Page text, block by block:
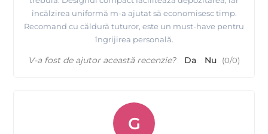
încălzirea uniformă m-a ajutat să economisesc timp.
Recomand cu căldură tuturor, este un must-have pentru
îngrijirea personală.
V-a fost de ajutor această recenzie? Da Nu (0/0)
G